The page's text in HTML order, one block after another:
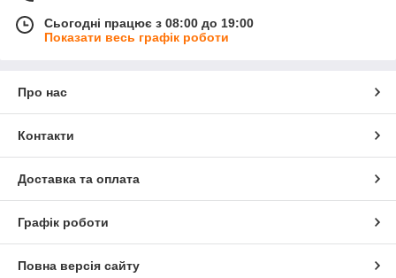
Сьогодні працює з 08:00 до 19:00
Показати весь графік роботи
Про нас
Контакти
Доставка та оплата
Графік роботи
Повна версія сайту